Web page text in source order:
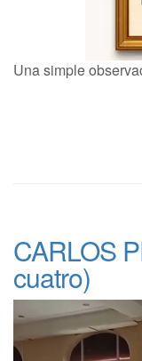
Una simple
CARLOS
cuatro)